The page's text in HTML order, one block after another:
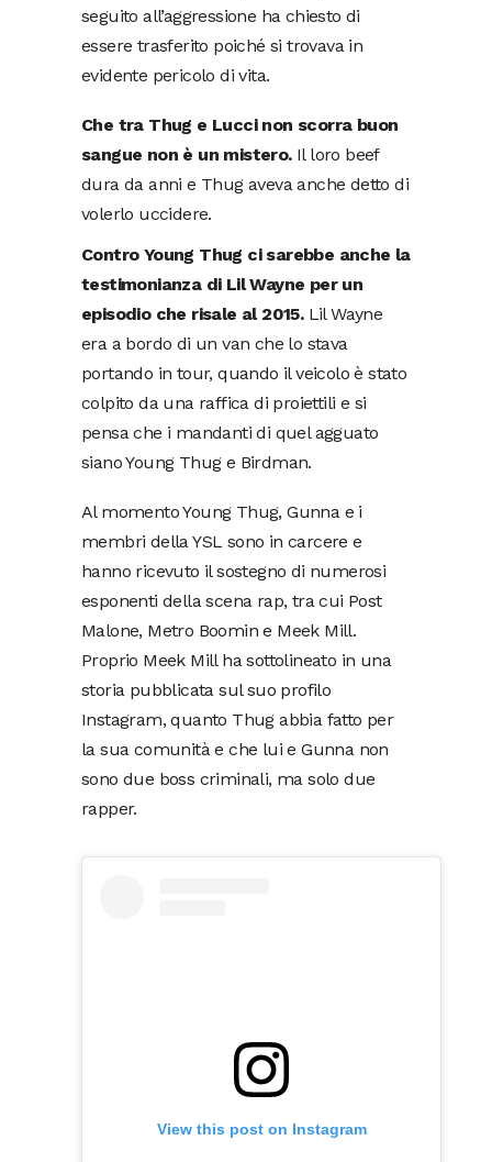
seguito all’aggressione ha chiesto di
essere trasferito poiché si trovava in
evidente pericolo di vita.
Che tra Thug e Lucci non scorra buon
sangue non è un mistero. Il loro beef
dura da anni e Thug aveva anche detto di
volerlo uccidere.
Contro Young Thug ci sarebbe anche la
testimonianza di Lil Wayne per un
episodio che risale al 2015. Lil Wayne
era a bordo di un van che lo stava
portando in tour, quando il veicolo è stato
colpito da una raffica di proiettili e si
pensa che i mandanti di quel agguato
siano Young Thug e Birdman.
Al momento Young Thug, Gunna e i
membri della YSL sono in carcere e
hanno ricevuto il sostegno di numerosi
esponenti della scena rap, tra cui Post
Malone, Metro Boomin e Meek Mill.
Proprio Meek Mill ha sottolineato in una
storia pubblicata sul suo profilo
Instagram, quanto Thug abbia fatto per
la sua comunità e che lui e Gunna non
sono due boss criminali, ma solo due
rapper.
View this post on Instagram